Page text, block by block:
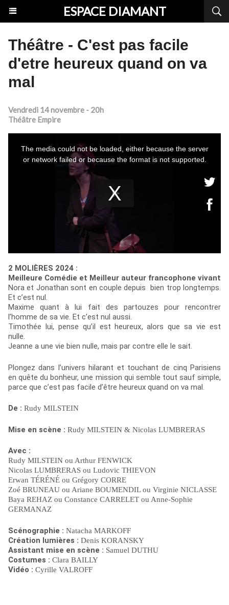
ESPACE DIAMANT
Théâtre - C'est pas facile
d'etre heureux quand on va
mal
Vendredi 14 novembre - 20h
Théâtre Empire
2 MOLIÈRES 2024 :
Meilleure Comédie et Meilleur auteur francophone vivant
Nora et Jonathan sont en couple depuis bien trop longtemps.
Et c’est nul.
Maxime quant à lui fait des partouzes pour rencontrer
l’homme de sa vie. Et c’est nul aussi.
Timothée lui, pense qu’il est heureux, alors que sa vie est
nulle.
Jeanne a une vie bien nulle, mais par contre elle le sait.
Plongez dans l’univers hilarant et touchant de cinq Parisiens
en quête du bonheur, une mission qui semble tout sauf simple,
parce que c’est pas facile d’être heureux quand on va mal.
De : Rudy MILSTEIN
Mise en scène : Rudy MILSTEIN & Nicolas LUMBRERAS
Avec :
Rudy MILSTEIN ou Arthur FENWICK
Nicolas LUMBRERAS ou Ludovic THIEVON
Erwan TÉRÉNÉ ou Grégory CORRE
Zoé BRUNEAU ou Ariane BOUMENDIL ou Virginie NICLASSE
Baya REHAZ ou Constance CARRELET ou Anne-Sophie
GERMANAZ
Scénographie : Natacha MARKOFF
Création lumières : Denis KORANSKY
Assistant mise en scène : Samuel DUTHU
Costumes : Clara BAILLY
Vidéo : Cyrille VALROFF